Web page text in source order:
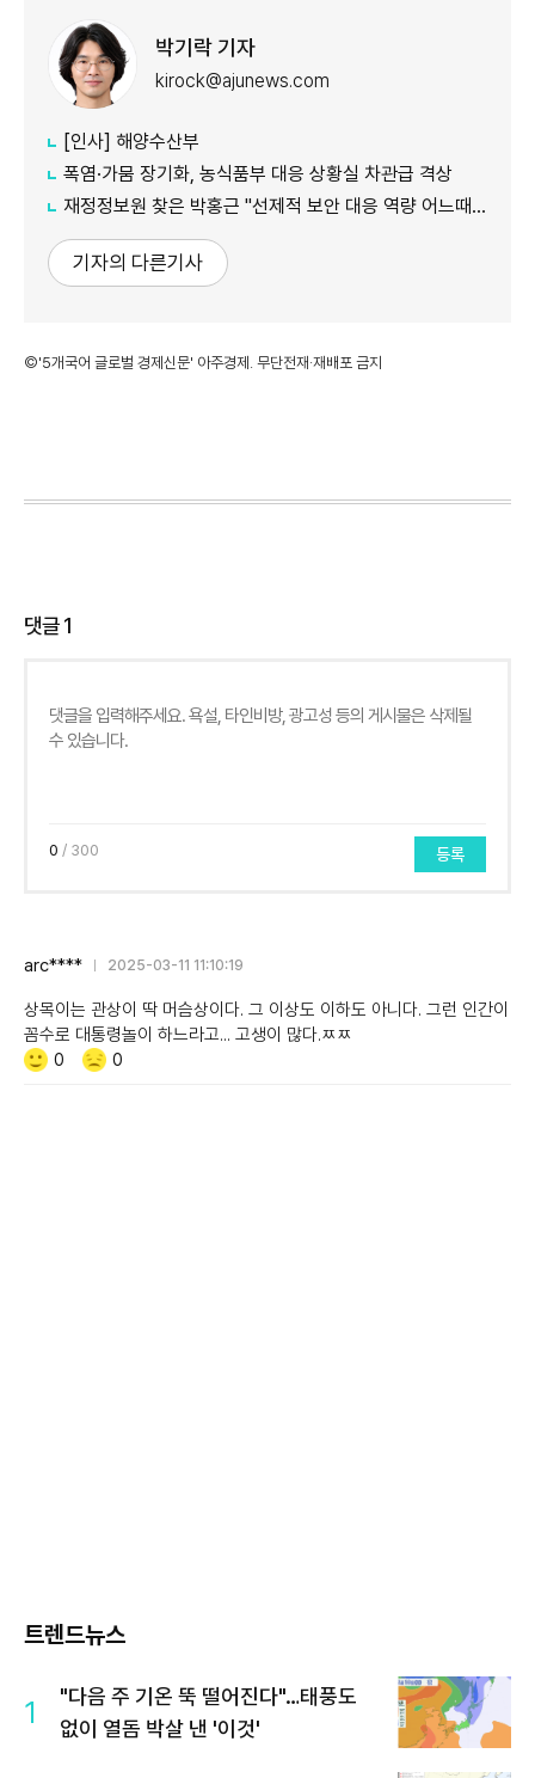
박기락 기자
kirock@ajunews.com
[인사] 해양수산부
폭염·가뭄 장기화, 농식품부 대응 상황실 차관급 격상
재정정보원 찾은 박홍근 "선제적 보안 대응 역량 어느때보다 중요"
기자의 다른기사
©'5개국어 글로벌 경제신문' 아주경제. 무단전재·재배포 금지
댓글1
0 / 300 등록
arc**** 2025-03-11 11:10:19
상목이는 관상이 딱 머슴상이다. 그 이상도 이하도 아니다. 그런 인간이
꼼수로 대통령놀이 하느라고... 고생이 많다.ㅉㅉ
Like/Dislike
공
0
비
0
트렌드뉴스
1
"다음 주 기온 뚝 떨어진다"…태풍도
없이 열돔 박살 낸 '이것'